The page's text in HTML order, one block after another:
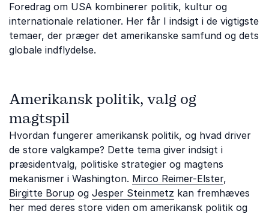
Foredrag om USA kombinerer politik, kultur og
internationale relationer. Her får I indsigt i de vigtigste
temaer, der præger det amerikanske samfund og dets
globale indflydelse.
Amerikansk politik, valg og
magtspil
Hvordan fungerer amerikansk politik, og hvad driver
de store valgkampe? Dette tema giver indsigt i
præsidentvalg, politiske strategier og magtens
mekanismer i Washington. Mirco Reimer-Elster,
Birgitte Borup og Jesper Steinmetz kan fremhæves
her med deres store viden om amerikansk politik og